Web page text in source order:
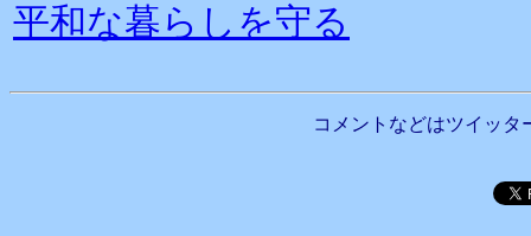
平和な暮らしを守る
コメントなどはツイッタ